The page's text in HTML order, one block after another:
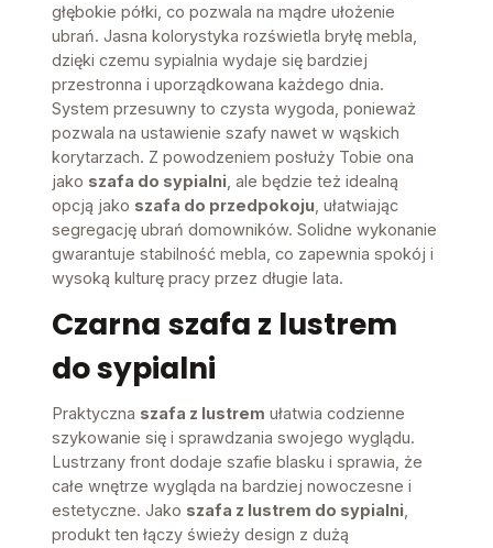
głębokie półki, co pozwala na mądre ułożenie
ubrań. Jasna kolorystyka rozświetla bryłę mebla,
dzięki czemu sypialnia wydaje się bardziej
przestronna i uporządkowana każdego dnia.
System przesuwny to czysta wygoda, ponieważ
pozwala na ustawienie szafy nawet w wąskich
korytarzach. Z powodzeniem posłuży Tobie ona
jako szafa do sypialni , ale będzie też idealną
opcją jako szafa do przedpokoju , ułatwiając
segregację ubrań domowników. Solidne wykonanie
gwarantuje stabilność mebla, co zapewnia spokój i
wysoką kulturę pracy przez długie lata.
Czarna szafa z lustrem
do sypialni
Praktyczna szafa z lustrem ułatwia codzienne
szykowanie się i sprawdzania swojego wyglądu.
Lustrzany front dodaje szafie blasku i sprawia, że
całe wnętrze wygląda na bardziej nowoczesne i
estetyczne. Jako szafa z lustrem do sypialni
produkt ten łączy świeży design z dużą